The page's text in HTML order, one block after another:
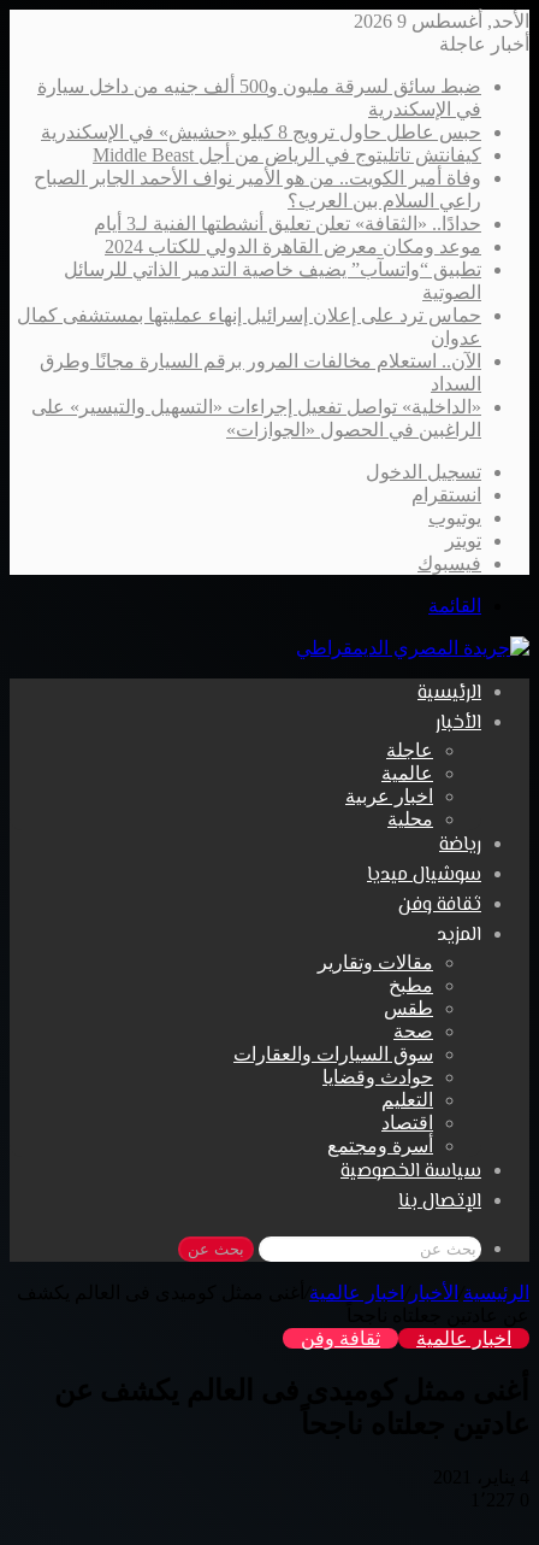
الأحد, أغسطس 9 2026
أخبار عاجلة
ضبط سائق لسرقة مليون و500 ألف جنيه من داخل سيارة
في الإسكندرية
حبس عاطل حاول ترويج 8 كيلو «حشيش» في الإسكندرية
كيفانتش تاتليتوج في الرياض من أجل Middle Beast
وفاة أمير الكويت.. من هو الأمير نواف الأحمد الجابر الصباح
راعي السلام بين العرب؟
حدادًا.. «الثقافة» تعلن تعليق أنشطتها الفنية لـ3 أيام
موعد ومكان معرض القاهرة الدولي للكتاب 2024
تطبيق “واتسآب” يضيف خاصية التدمير الذاتي للرسائل
الصوتية
حماس ترد على إعلان إسرائيل إنهاء عمليتها بمستشفى كمال
عدوان
الآن.. استعلام مخالفات المرور برقم السيارة مجانًا وطرق
السداد
«الداخلية» تواصل تفعيل إجراءات «التسهيل والتيسير» على
الراغبين في الحصول «الجوازات»
تسجيل الدخول
انستقرام
يوتيوب
تويتر
فيسبوك
القائمة
الرئيسية
الأخبار
عاجلة
عالمية
اخبار عربية
محلية
رياضة
سوشيال ميديا
ثقافة وفن
المزيد
مقالات وتقارير
مطبخ
طقس
صحة
سوق السيارات والعقارات
حوادث وقضايا
التعليم
اقتصاد
أسرة ومجتمع
سياسة الخصوصية
الإتصال بنا
بحث عن
الرئيسية الأخبار اخبار عالمية
اخبار عالمية
ثقافة وفن